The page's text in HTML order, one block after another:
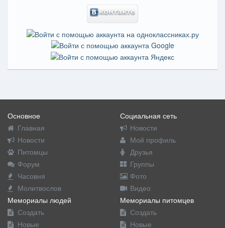
Основное
Главная
Новости
Питомцы
Форум
Часовня
Молитвослов
Социальная сеть
Новости
Мой профиль
Друзья
Группы
Фото
Видео
Мемориалы людей
Создать
Новые
Мемориалы питомцев
Создать
Новые